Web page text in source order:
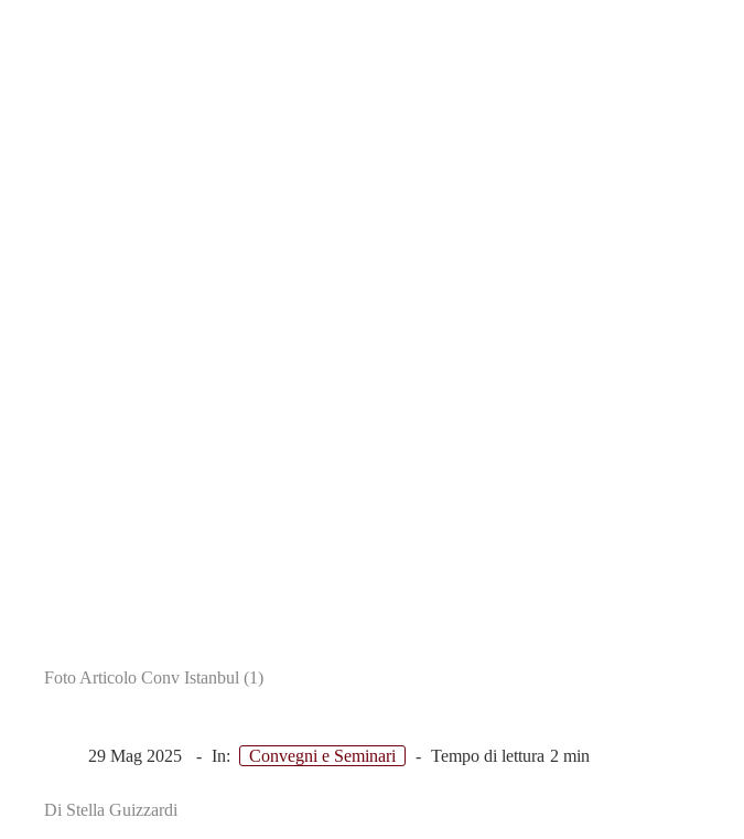
Foto Articolo Conv Istanbul (1)
29 Mag 2025 In: Convegni e Seminari Tempo di lettura 2 min
Di Stella Guizzardi